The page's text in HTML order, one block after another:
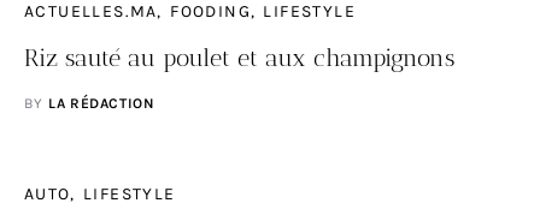
ACTUELLES.MA FOODING LIFESTYLE
Riz sauté au poulet et aux champignons
BY LA RÉDACTION
AUTO LIFESTYLE